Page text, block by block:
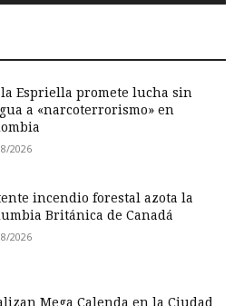
la Espriella promete lucha sin
a «narcoterrorismo» en
2026
incendio forestal azota la
Británica de Canadá
2026
Mega Calenda en la Ciudad